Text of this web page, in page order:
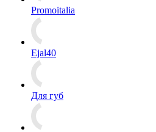
Promoitalia
Ejal40
Для губ